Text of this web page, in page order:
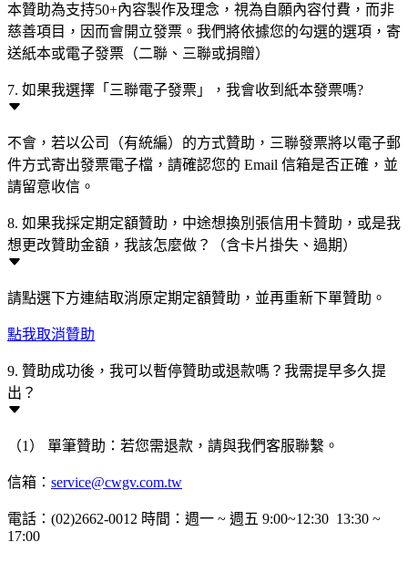
本贊助為支持50+內容製作及理念，視為自願內容付費，而非
慈善項目，因而會開立發票。我們將依據您的勾選的選項，寄
送紙本或電子發票（二聯、三聯或捐贈）
7. 如果我選擇「三聯電子發票」，我會收到紙本發票嗎?
不會，若以公司（有統編）的方式贊助，三聯發票將以電子郵
件方式寄出發票電子檔，請確認您的 Email 信箱是否正確，並
請留意收信。
8. 如果我採定期定額贊助，中途想換別張信用卡贊助，或是我
想更改贊助金額，我該怎麼做？（含卡片掛失、過期）
請點選下方連結取消原定期定額贊助，並再重新下單贊助。
點我取消贊助
9. 贊助成功後，我可以暫停贊助或退款嗎？我需提早多久提
出？
（1） 單筆贊助：若您需退款，請與我們客服聯繫。
信箱： service@cwgv.com.tw
電話：(02)2662-0012 時間：週一 ~ 週五 9:00~12:30 13:30 ~
17:00